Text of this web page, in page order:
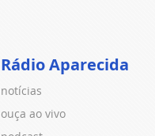
Rádio Aparecida
notícias
ouça ao vivo